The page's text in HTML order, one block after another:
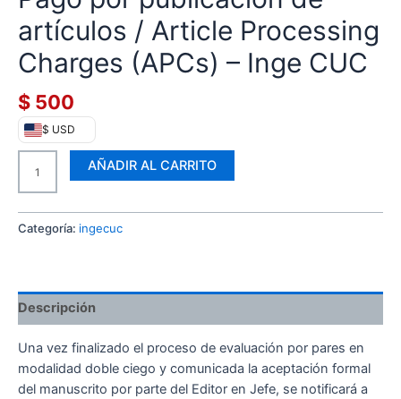
artículos / Article Processing
Charges (APCs) – Inge CUC
$ 500
$ USD
AÑADIR AL CARRITO
Categoría: ingecuc
Descripción
Una vez finalizado el proceso de evaluación por pares en
modalidad doble ciego y comunicada la aceptación formal
del manuscrito por parte del Editor en Jefe, se notificará a